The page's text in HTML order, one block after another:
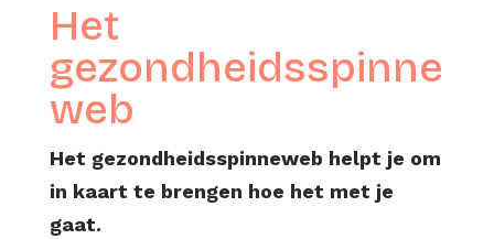
Het
gezondheidsspinne
web
Het gezondheidsspinneweb helpt je om
in kaart te brengen hoe het met je
gaat.